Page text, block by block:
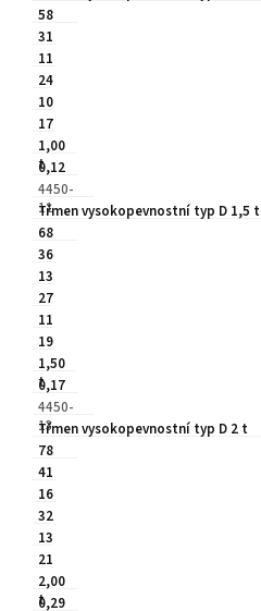
58
31
11
24
10
17
1,00
t
0,12
4450-
11
Třmen vysokopevnostní typ D 1,5 t
68
36
13
27
11
19
1,50
t
0,17
4450-
13
Třmen vysokopevnostní typ D 2 t
78
41
16
32
13
21
2,00
t
0,29